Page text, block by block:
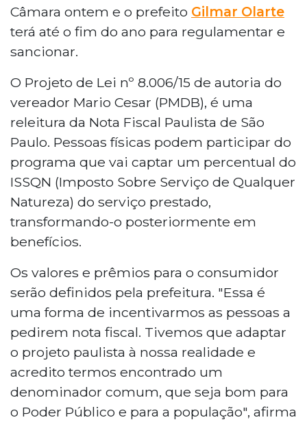
Câmara ontem e o prefeito Gilmar Olarte
terá até o fim do ano para regulamentar e
sancionar.
O Projeto de Lei nº 8.006/15 de autoria do
vereador Mario Cesar (PMDB), é uma
releitura da Nota Fiscal Paulista de São
Paulo. Pessoas físicas podem participar do
programa que vai captar um percentual do
ISSQN (Imposto Sobre Serviço de Qualquer
Natureza) do serviço prestado,
transformando-o posteriormente em
benefícios.
Os valores e prêmios para o consumidor
serão definidos pela prefeitura. "Essa é
uma forma de incentivarmos as pessoas a
pedirem nota fiscal. Tivemos que adaptar
o projeto paulista à nossa realidade e
acredito termos encontrado um
denominador comum, que seja bom para
o Poder Público e para a população", afirma